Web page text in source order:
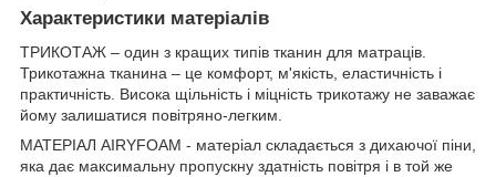
Характеристики матеріалів
ТРИКОТАЖ – один з кращих типів тканин для матраців.
Трикотажна тканина – це комфорт, м'якість, еластичність і
практичність. Висока щільність і міцність трикотажу не заважає
йому залишатися повітряно-легким.
МАТЕРІАЛ AIRYFOAM - матеріал складається з дихаючої піни,
яка дає максимальну пропускну здатність повітря і в той же